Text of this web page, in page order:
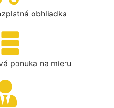
obhliadka
ponuka na mieru